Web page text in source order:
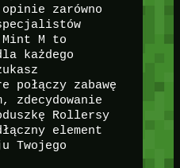
zarówno
M to
każdego
połączy zabawę
zdecydowanie
Rollersy
element
Twojego